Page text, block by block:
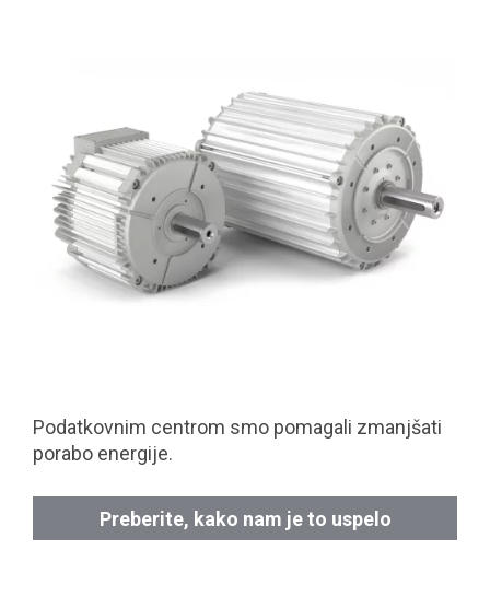
Podatkovnim centrom smo pomagali zmanjšati
porabo energije.
Preberite, kako nam je to uspelo